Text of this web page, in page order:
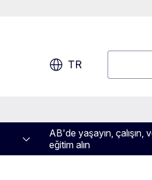
TR
AB'de yaşayın, çalışın,
eğitim alın